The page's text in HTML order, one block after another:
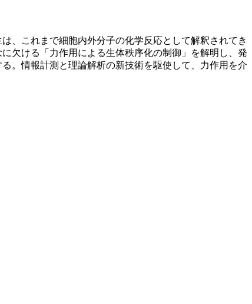
、これまで細胞内外分子の化学反応として解釈されてき
欠ける「力作用による生体秩序化の制御」を解明し、発
。情報計測と理論解析の新技術を駆使して、力作用を介